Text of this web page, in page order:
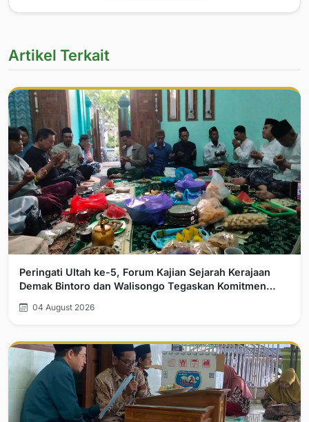
Artikel Terkait
Peringati Ultah ke-5, Forum Kajian Sejarah Kerajaan
Demak Bintoro dan Walisongo Tegaskan Komitmen
04 August 2026